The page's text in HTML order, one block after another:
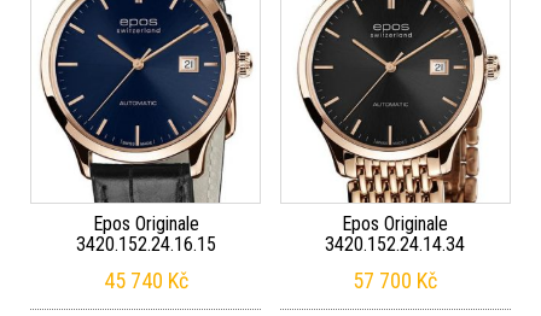
Epos Originale
3420.152.24.16.15
45 740 Kč
Epos Originale
3420.152.24.14.34
57 700 Kč